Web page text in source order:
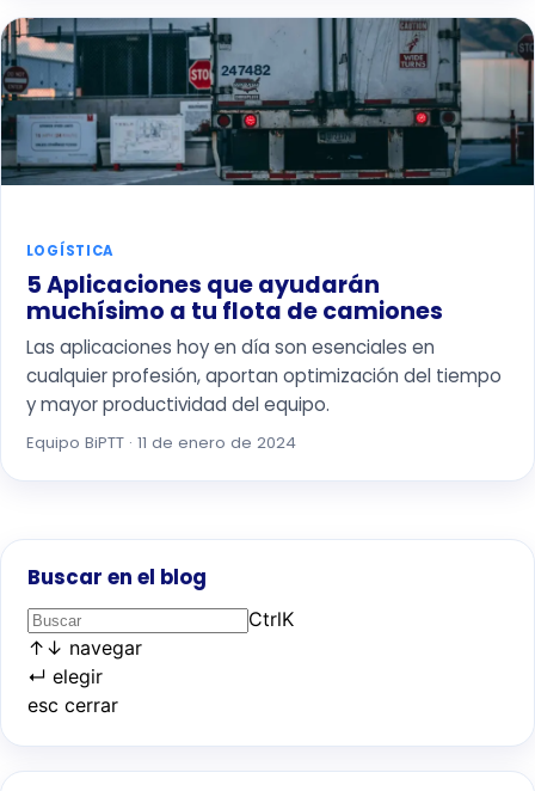
LOGÍSTICA
5 Aplicaciones que ayudarán
muchísimo a tu flota de camiones
Las aplicaciones hoy en día son esenciales en
cualquier profesión, aportan optimización del tiempo
y mayor productividad del equipo.
Equipo BiPTT · 11 de enero de 2024
Buscar en el blog
CtrlK
↑ ↓ navegar
↵ elegir
esc cerrar